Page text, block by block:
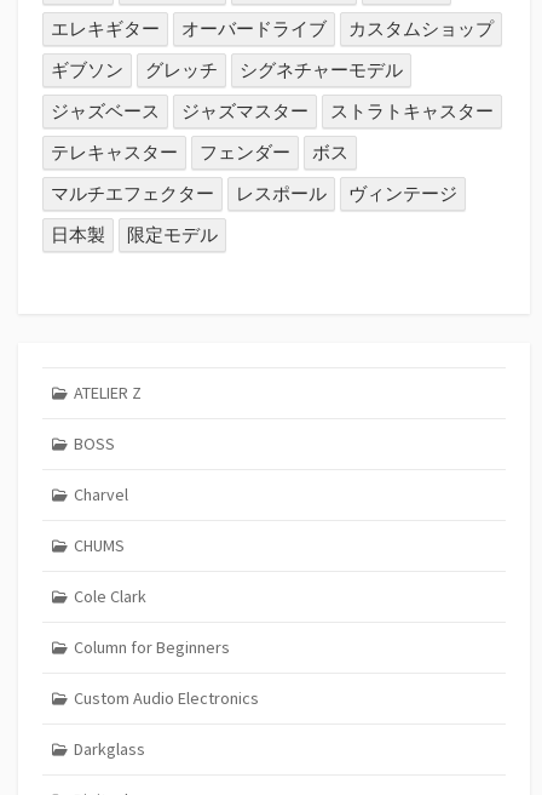
エレキギター
オーバードライブ
カスタムショップ
ギブソン
グレッチ
シグネチャーモデル
ジャズベース
ジャズマスター
ストラトキャスター
テレキャスター
フェンダー
ボス
マルチエフェクター
レスポール
ヴィンテージ
日本製
限定モデル
ATELIER Z
BOSS
Charvel
CHUMS
Cole Clark
Column for Beginners
Custom Audio Electronics
Darkglass